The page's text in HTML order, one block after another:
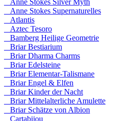
Anne Stokes Silver Myth
Anne Stokes Supernaturelles
Atlantis
Aztec Tesoro
Bamberg Heilige Geometrie
Briar Bestiarium
Briar Dharma Charms
Briar Edelsteine
Briar Elementar-Talismane
Briar Engel & Elfen
Briar Kinder der Nacht
Briar Mittelalterliche Amulette
Briar Schätze von Albion
Cartabijou